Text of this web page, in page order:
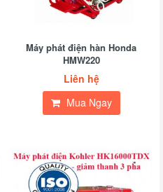
Máy phát điện hàn Honda
HMW220
Liên hệ
Mua Ngay